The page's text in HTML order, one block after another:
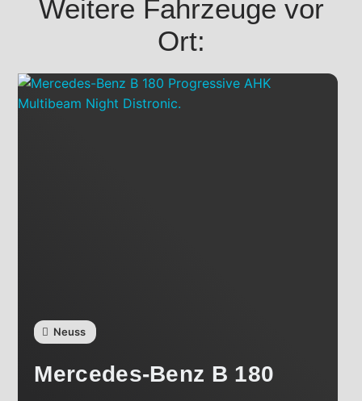
Weitere Fahrzeuge vor
Ort:
Neuss
Mercedes-Benz B 180